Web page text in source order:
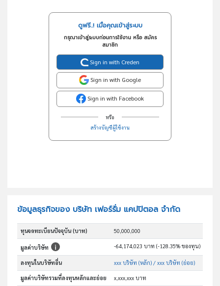
ดูฟรี..! เมื่อคุณเข้าสู่ระบบ
กรุณาเข้าสู่ระบบก่อนการใช้งาน หรือ สมัคร
สมาชิก
Sign in with Creden
Sign in with Google
Sign in with Facebook
หรือ
สร้างบัญชีผู้ใช้งาน
ข้อมูลธุรกิจของ บริษัท เฟอร์รั่ม แคปปิตอล จำกัด
ทุนจดทะเบียนปัจจุบัน (บาท) 50,000,000
มูลค่าบริษัท -64,174,023 บาท (-128.35% ของทุน)
ลงทุนในบริษัทอื่น xxx บริษัท (หลัก)/ xxx บริษัท (ย่อย)
มูลค่าบริษัทรวมที่ลงทุนหลักและย่อย x,xxx,xxx บาท